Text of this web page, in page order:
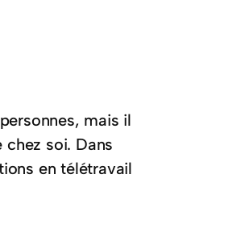
mais il
soi. Dans
en télétravail